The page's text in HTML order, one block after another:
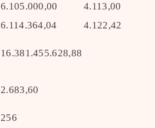
6.105.000,00
4.113,00
6.114.364,04
4.122,42
16.381.455.628,88
2.683,60
256